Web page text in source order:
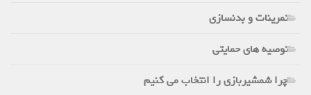
تمرینات و بدنسازی
توصیه های حمایتی
چرا شمشیربازی را انتخاب می کنیم